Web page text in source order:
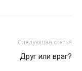
Следующая статья
Друг или враг?